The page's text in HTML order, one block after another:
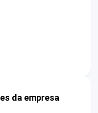
da empresa